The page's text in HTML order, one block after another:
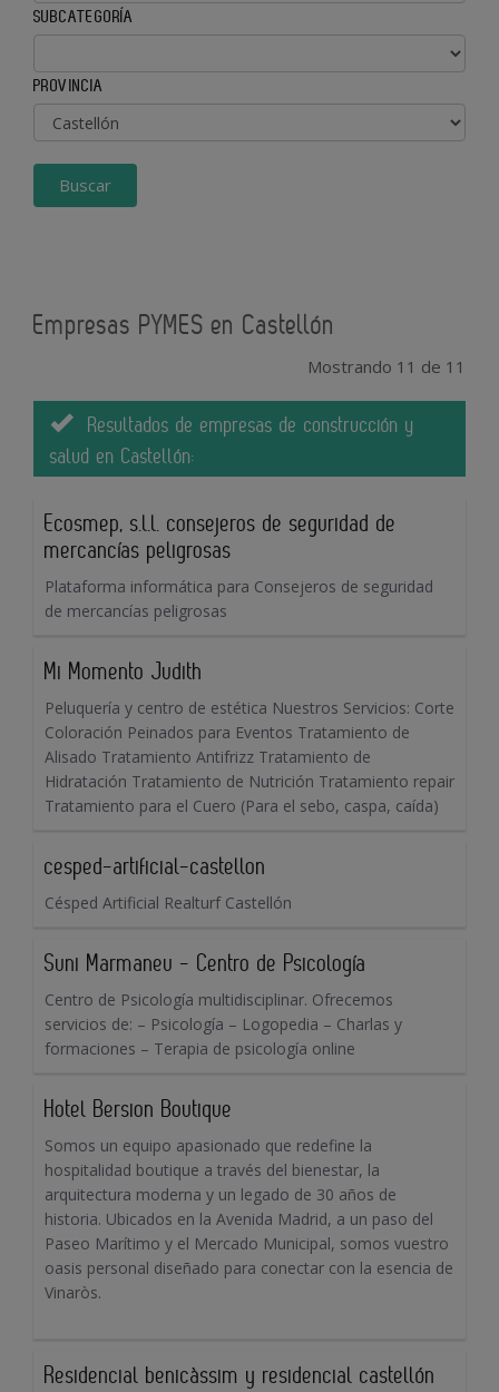
SUBCATEGORÍA
PROVINCIA
Buscar
Empresas PYMES en Castellón
Mostrando 11 de 11
Resultados de empresas de construcción y
salud en Castellón:
Ecosmep, s.l.l. consejeros de seguridad de
mercancías peligrosas
Plataforma informática para Consejeros de seguridad
de mercancías peligrosas
Mi Momento Judith
Peluquería y centro de estética Nuestros Servicios: Corte
Coloración Peinados para Eventos Tratamiento de
Alisado Tratamiento Antifrizz Tratamiento de
Hidratación Tratamiento de Nutrición Tratamiento repair
Tratamiento para el Cuero (Para el sebo, caspa, caída)
cesped-artificial-castellon
Césped Artificial Realturf Castellón
Suni Marmaneu - Centro de Psicología
Centro de Psicología multidisciplinar. Ofrecemos
servicios de: – Psicología – Logopedia – Charlas y
formaciones – Terapia de psicología online
Hotel Bersion Boutique
Somos un equipo apasionado que redefine la
hospitalidad boutique a través del bienestar, la
arquitectura moderna y un legado de 30 años de
historia. Ubicados en la Avenida Madrid, a un paso del
Paseo Marítimo y el Mercado Municipal, somos vuestro
oasis personal diseñado para conectar con la esencia de
Vinaròs.
Residencial benicàssim y residencial castellón